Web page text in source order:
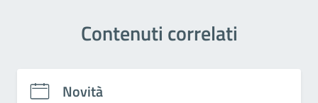
Contenuti correlati
Novità